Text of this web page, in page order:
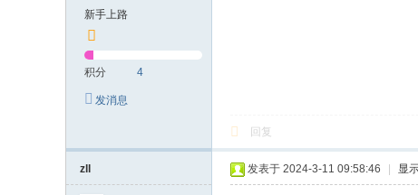
新手上路
积分 4
发消息
回复
zll 发表于 2024-3-11 09:58:46 显